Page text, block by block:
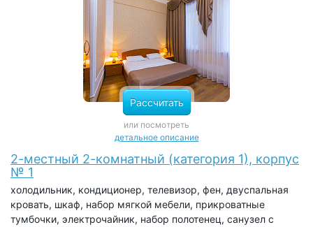
Рассчитать
или посмотреть
детальное описание
2-местный 2-комнатный (категория 1), корпус
№ 1
холодильник, кондиционер, телевизор, фен, двуспальная
кровать, шкаф, набор мягкой мебели, прикроватные
тумбочки, электрочайник, набор полотенец, санузел с